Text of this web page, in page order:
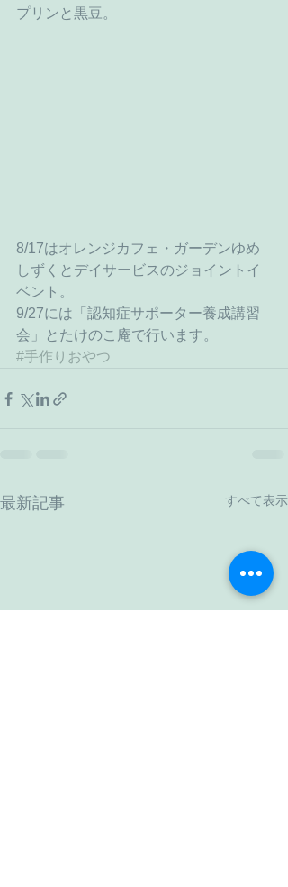
プリンと黒豆。
8/17はオレンジカフェ・ガーデンゆめ
しずくとデイサービスのジョイントイ
ベント。
9/27には「認知症サポーター養成講習
会」とたけのこ庵で行います。
#手作りおやつ
最新記事 すべて表示